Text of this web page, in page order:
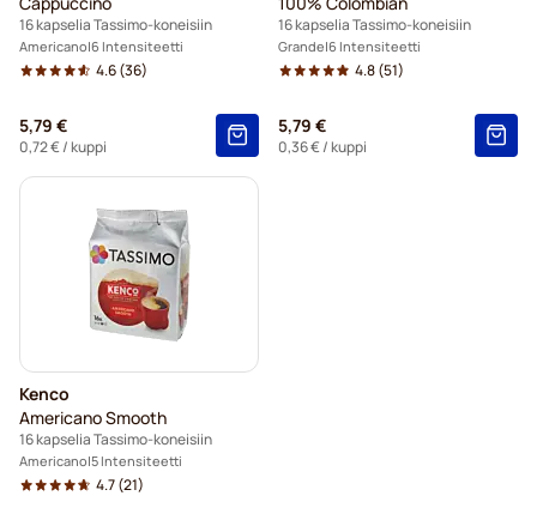
16 kapselia Tassimo-koneisiin
Americano 6 Intensiteetti
4.6(36)
5,79 €
0,72 €/ kuppi
16 kapselia Tassimo-koneisiin
Grande 6 Intensiteetti
4.8(51)
5,79 €
0,36 €/ kuppi
Kenco
Americano Smooth
16 kapselia Tassimo-koneisiin
Americano 5 Intensiteetti
4.7(21)